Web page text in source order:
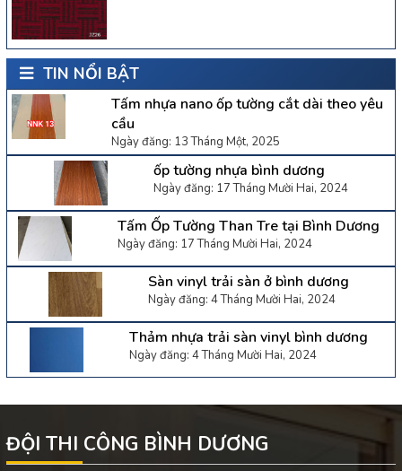
TIN NỔI BẬT
Tấm nhựa nano ốp tường cắt dài theo yêu
cầu
Ngày đăng: 13 Tháng Một, 2025
ốp tường nhựa bình dương
Ngày đăng: 17 Tháng Mười Hai, 2024
Tấm Ốp Tường Than Tre tại Bình Dương
Ngày đăng: 17 Tháng Mười Hai, 2024
Sàn vinyl trải sàn ở bình dương
Ngày đăng: 4 Tháng Mười Hai, 2024
Thảm nhựa trải sàn vinyl bình dương
Ngày đăng: 4 Tháng Mười Hai, 2024
ĐỘI THI CÔNG BÌNH DƯƠNG